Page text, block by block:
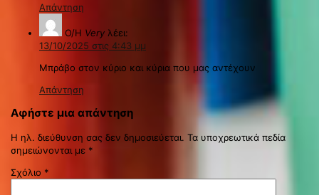
Απάντηση
Ο/Η Very λέει:
13/10/2025 στις 4:43 μμ
Μπράβο στον κύριο και κύρια που μας αντέχουν
Απάντηση
Αφήστε μια απάντηση
Η ηλ. διεύθυνση σας δεν δημοσιεύεται. Τα υποχρεωτικά πεδία
σημειώνονται με *
Σχόλιο *